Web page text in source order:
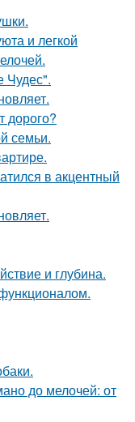
и легкой
Чудес".
дорого?
семьи.
в акцентный
и глубина.
до мелочей: от